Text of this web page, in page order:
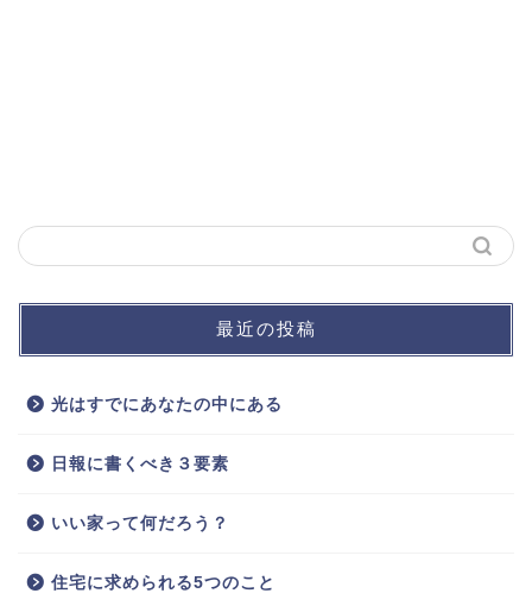
最近の投稿
光はすでにあなたの中にある
日報に書くべき３要素
いい家って何だろう？
住宅に求められる5つのこと